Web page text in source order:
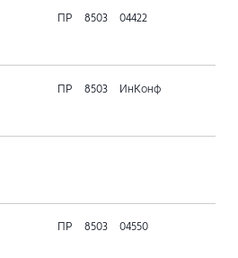
ПР 8503 04422
ПР 8503 ИнКонф
ПР 8503 04550